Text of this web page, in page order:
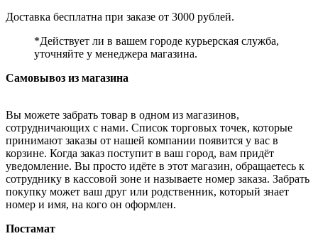
Доставка бесплатна при заказе от 3000 рублей.
*Действует ли в вашем городе курьерская служба,
уточняйте у менеджера магазина.
Самовывоз из магазина
Вы можете забрать товар в одном из магазинов,
сотрудничающих с нами. Список торговых точек, которые
принимают заказы от нашей компании появится у вас в
корзине. Когда заказ поступит в ваш город, вам придёт
уведомление. Вы просто идёте в этот магазин, обращаетесь к
сотруднику в кассовой зоне и называете номер заказа. Забрать
покупку может ваш друг или родственник, который знает
номер и имя, на кого он оформлен.
Постамат